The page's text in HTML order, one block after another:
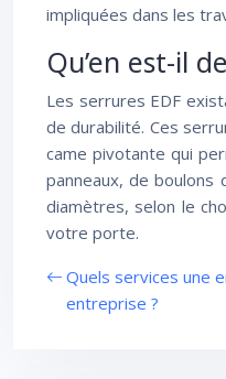
impliquées dans les
Qu’en est-il
Les serrures EDF
de durabilité. Ces
came pivotante qui
panneaux, de
diamètres, selon le
votre porte.
Quels services une
entreprise ?